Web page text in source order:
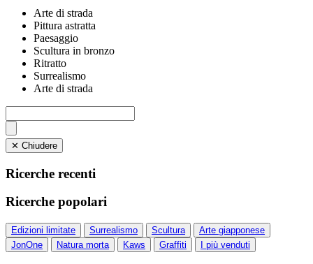
Arte di strada
Pittura astratta
Paesaggio
Scultura in bronzo
Ritratto
Surrealismo
Arte di strada
✕ Chiudere
Ricerche recenti
Ricerche popolari
Edizioni limitate Surrealismo Scultura
Arte giapponese
JonOne
Natura morta Kaws Graffiti I più venduti